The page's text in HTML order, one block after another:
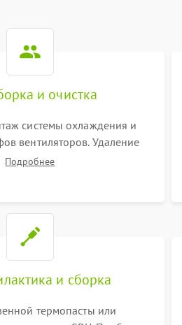
и очистка
системы охлаждения и
вентиляторов. Удаление
с кристалла графического
Подробнее
и сборка
термопасты или